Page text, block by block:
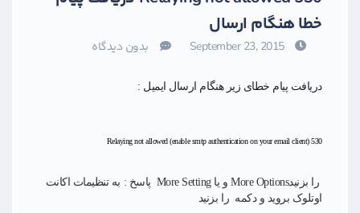
خطا هنگام ارسال
September 23, 2015 بدون دیدگاه
​دریافت پیام خطای زیر هنگام ارسال ایمیل :
530 Relaying not allowed (enable smtp authentication on your email client)
را بزنیدMore Options و یا More Setting پاسخ : به تنظیمات اکانت
اوتلوک بروید و دکمه را بزنید